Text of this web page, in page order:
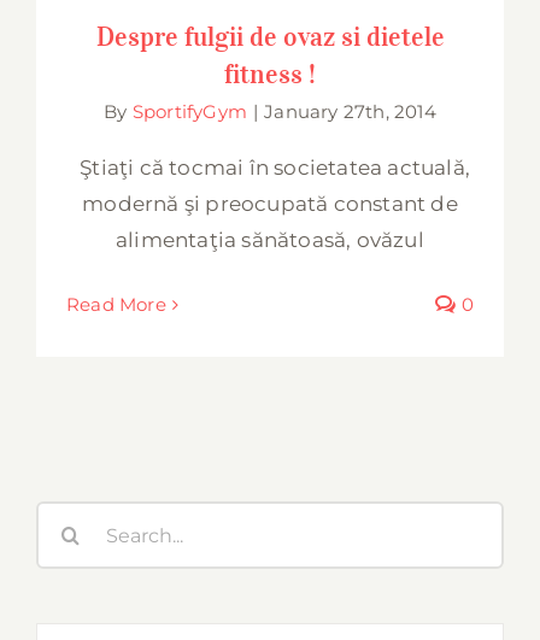
Despre fulgii de ovaz si dietele
fitness !
By SportifyGym | January 27th, 2014
Ştiaţi că tocmai în societatea actuală,
modernă şi preocupată constant de
alimentaţia sănătoasă, ovăzul
Read More 0